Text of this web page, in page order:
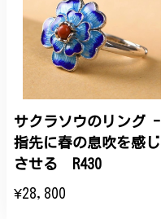
サクラソウのリング -
指先に春の息吹を感じ
させる R430
¥28,800